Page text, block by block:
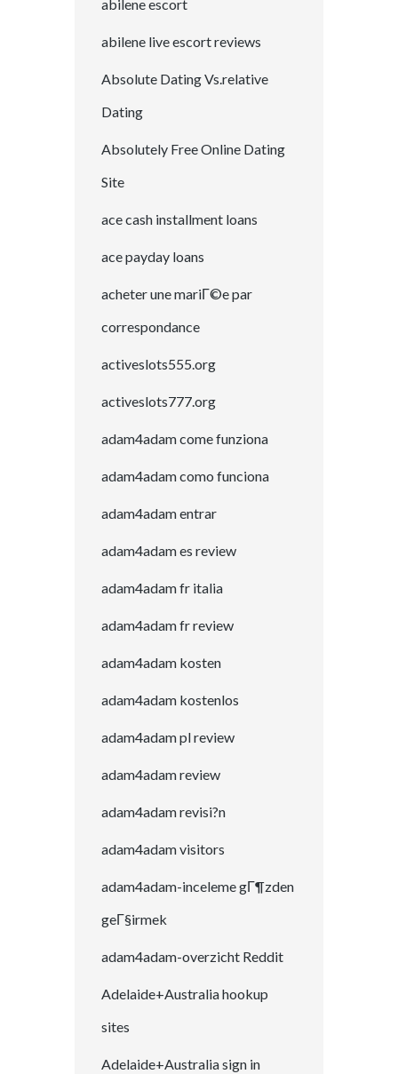
abilene escort
abilene live escort reviews
Absolute Dating Vs.relative
Dating
Absolutely Free Online Dating
Site
ace cash installment loans
ace payday loans
acheter une mariГ©e par
correspondance
activeslots555.org
activeslots777.org
adam4adam come funziona
adam4adam como funciona
adam4adam entrar
adam4adam es review
adam4adam fr italia
adam4adam fr review
adam4adam kosten
adam4adam kostenlos
adam4adam pl review
adam4adam review
adam4adam revisi?n
adam4adam visitors
adam4adam-inceleme gГ¶zden
geГ§irmek
adam4adam-overzicht Reddit
Adelaide+Australia hookup
sites
Adelaide+Australia sign in